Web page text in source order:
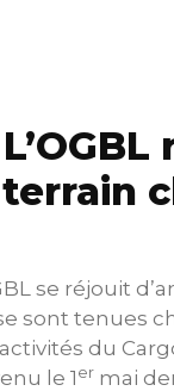
terrain
se réjouit
sont tenues
du
le 1er mai